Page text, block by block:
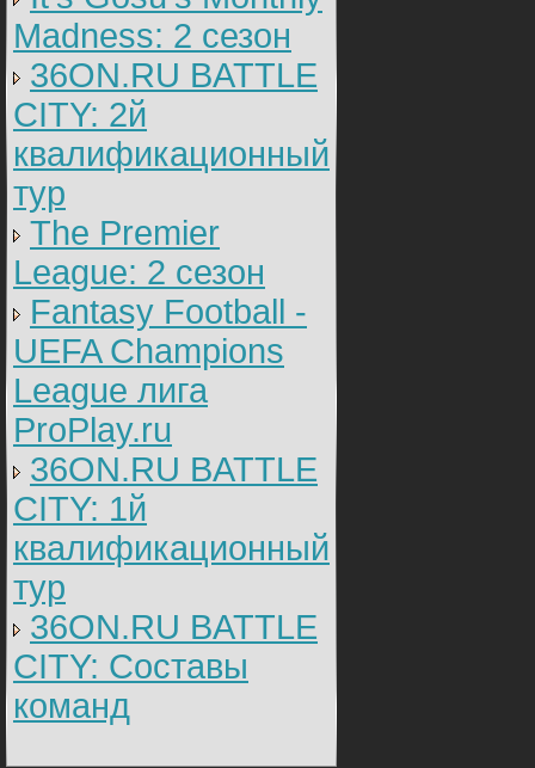
Madness: 2 сезон
36ON.RU BATTLE
CITY: 2й
квалификационный
тур
The Premier
League: 2 cезон
Fantasy Football -
UEFA Champions
League лига
ProPlay.ru
36ON.RU BATTLE
CITY: 1й
квалификационный
тур
36ON.RU BATTLE
CITY: Составы
команд